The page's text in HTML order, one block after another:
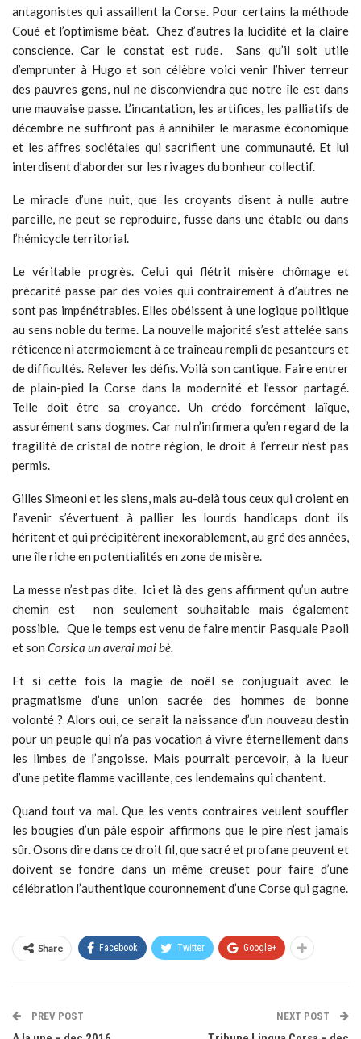
antagonistes qui assaillent la Corse. Pour certains la méthode
Coué et l’optimisme béat. Chez d’autres la lucidité et la claire
conscience. Car le constat est rude. Sans qu’il soit utile
d’emprunter à Hugo et son célèbre voici venir l’hiver terreur
des pauvres gens, nul ne disconviendra que notre île est dans
une mauvaise passe. L’incantation, les artifices, les palliatifs de
décembre ne suffiront pas à annihiler le marasme économique
et les affres sociétales qui sacrifient une communauté. Et lui
interdisent d’aborder sur les rivages du bonheur collectif.
Le miracle d’une nuit, que les croyants disent à nulle autre
pareille, ne peut se reproduire, fusse dans une étable ou dans
l’hémicycle territorial.
Le véritable progrès. Celui qui flétrit misère chômage et
précarité passe par des voies qui contrairement à d’autres ne
sont pas impénétrables. Elles obéissent à une logique politique
au sens noble du terme. La nouvelle majorité s’est attelée sans
réticence ni atermoiement à ce traîneau rempli de pesanteurs et
de difficultés. Relever les défis. Voilà son cantique. Faire entrer
de plain-pied la Corse dans la modernité et l’essor partagé.
Telle doit être sa croyance. Un crédo forcément laïque,
assurément sans dogmes. Car nul n’infirmera qu’en regard de la
fragilité de cristal de notre région, le droit à l’erreur n’est pas
permis.
Gilles Simeoni et les siens, mais au-delà tous ceux qui croient en
l’avenir s’évertuent à pallier les lourds handicaps dont ils
héritent et qui précipitèrent inexorablement, au gré des années,
une île riche en potentialités en zone de misère.
La messe n’est pas dite. Ici et là des gens affirment qu’un autre
chemin est non seulement souhaitable mais également
possible. Que le temps est venu de faire mentir Pasquale Paoli
et son Corsica un averai mai bè.
Et si cette fois la magie de noël se conjuguait avec le
pragmatisme d’une union sacrée des hommes de bonne
volonté ? Alors oui, ce serait la naissance d’un nouveau destin
pour un peuple qui n’a pas vocation à vivre éternellement dans
les limbes de l’angoisse. Mais pourrait percevoir, à la lueur
d’une petite flamme vacillante, ces lendemains qui chantent.
Quand tout va mal. Que les vents contraires veulent souffler
les bougies d’un pâle espoir affirmons que le pire n’est jamais
sûr. Osons dire dans ce droit fil, que sacré et profane peuvent et
doivent se fondre dans un même creuset pour faire d’une
célébration l’authentique couronnement d’une Corse qui gagne.
Share Facebook Twitter Google+
PREV POST NEXT POST